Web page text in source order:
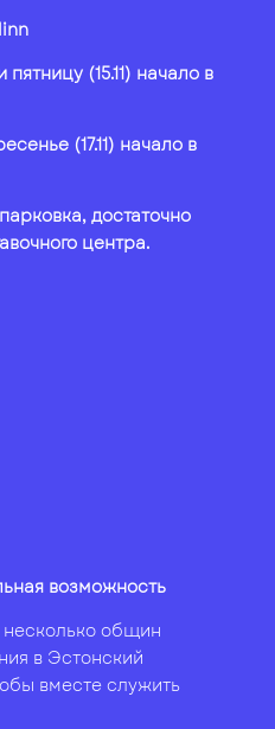
пятницу (15.11) начало в
(17.11) начало в
достаточно
центра.
возможность
общин
в Эстонский
вместе служить